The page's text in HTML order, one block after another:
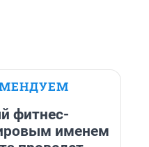
фитнес-
именем